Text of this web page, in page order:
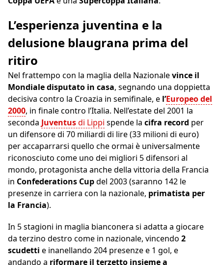
L’esperienza juventina e la
delusione blaugrana prima del
ritiro
Nel frattempo con la maglia della Nazionalevince il
Mondiale disputato in casa, segnando una doppietta
decisiva contro la Croazia in semifinale, e l’Europeo del
2000, in finale contro l’Italia. Nell’estate del 2001 la
seconda Juventusdi Lippi spende la cifra record per
un difensore di 70 miliardi di lire (33 milioni di euro)
per accaparrarsi quello che ormai è universalmente
riconosciuto come uno dei migliori 5 difensori al
mondo, protagonista anche della vittoria della Francia
in Confederations Cupdel 2003 (saranno 142 le
presenze in carriera con la nazionale, primatista per
la Francia).
In 5 stagioni in maglia bianconera si adatta a giocare
da terzino destro come in nazionale, vincendo 2
scudetti e inanellando 204 presenze e 1 gol, e
andando a riformare il terzetto insieme a